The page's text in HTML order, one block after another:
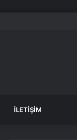
İLETIŞIM